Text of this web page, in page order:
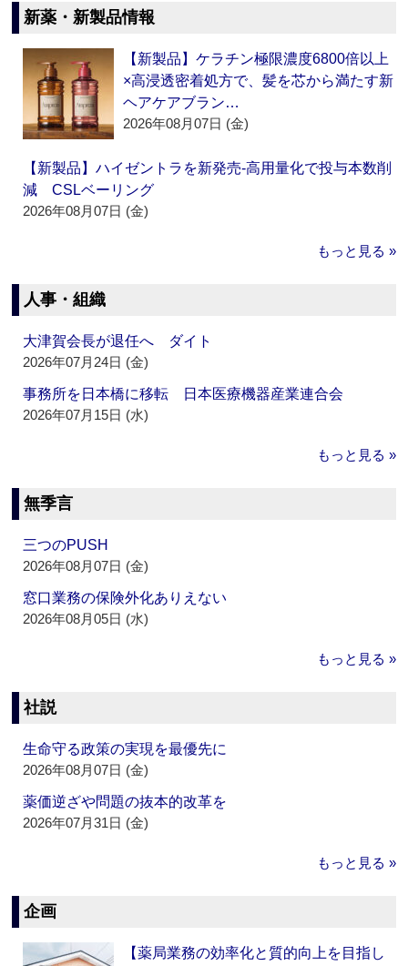
新薬・新製品情報
【新製品】ケラチン極限濃度6800倍以上
×高浸透密着処方で、髪を芯から満たす新
ヘアケアブラン…
2026年08月07日 (金)
【新製品】ハイゼントラを新発売‐高用量化で投与本数削
減 CSLベーリング
2026年08月07日 (金)
もっと見る »
人事・組織
大津賀会長が退任へ ダイト
2026年07月24日 (金)
事務所を日本橋に移転 日本医療機器産業連合会
2026年07月15日 (水)
もっと見る »
無季言
三つのPUSH
2026年08月07日 (金)
窓口業務の保険外化ありえない
2026年08月05日 (水)
もっと見る »
社説
生命守る政策の実現を最優先に
2026年08月07日 (金)
薬価逆ざや問題の抜本的改革を
2026年07月31日 (金)
もっと見る »
企画
【薬局業務の効率化と質的向上を目指し